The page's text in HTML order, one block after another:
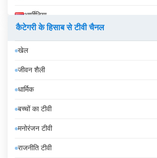
आर्मीनिया
इज़राइल
इटली
इंडोनेशिया
इथियोपिया
इराक
ईरान
कैटेगरी के हिसाब से टीवी चैनल
खेल
जीवन शैली
धार्मिक
बच्चों का टीवी
मनोरंजन टीवी
राजनीति टीवी